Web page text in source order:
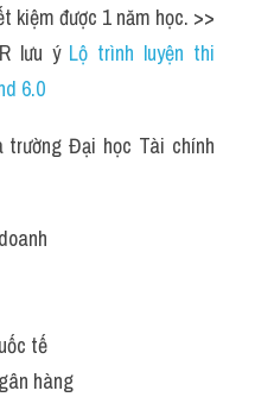
kiệm được 1 năm học. >>
lưu ý Lộ trình luyện thi
6.0
trường Đại học Tài chính
tế
hàng